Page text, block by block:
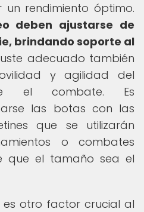
un rendimiento óptimo.
deben ajustarse de
brindando soporte al
adecuado también
y agilidad del
el combate. Es
las botas con las
que se utilizarán
o combates
que el tamaño sea el
es otro factor crucial al